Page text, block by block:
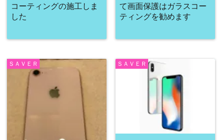
コーティングの施工しま
した
て画面保護はガラスコー
ティングを勧めます
ＳＡＶＥＲ ＳＡＶＥＲ